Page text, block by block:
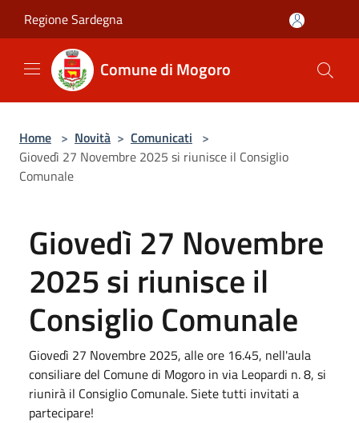
Regione Sardegna
Comune di Mogoro
Home > Novità > Comunicati >
Giovedì 27 Novembre 2025 si riunisce il Consiglio
Comunale
Giovedì 27 Novembre
2025 si riunisce il
Consiglio Comunale
Giovedì 27 Novembre 2025, alle ore 16.45, nell'aula
consiliare del Comune di Mogoro in via Leopardi n. 8, si
riunirà il Consiglio Comunale. Siete tutti invitati a
partecipare!